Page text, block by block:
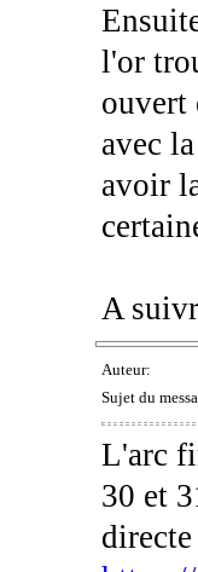
l'or
ouvert
avec
avoir
A
Auteur:
Sujet du
L'arc
30 et